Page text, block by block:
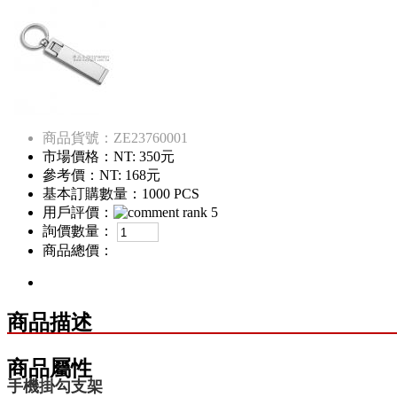
商品貨號：ZE23760001
市場價格： NT: 350元
參考價： NT: 168元
基本訂購數量：1000 PCS
用戶評價：
詢價數量：
商品總價：
商品描述
商品屬性
手機掛勾支架